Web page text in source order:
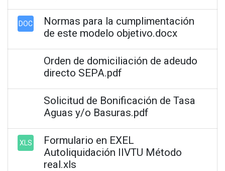
DOC
Normas para la cumplimentación
de este modelo objetivo.docx
Orden de domiciliación de adeudo
directo SEPA.pdf
Solicitud de Bonificación de Tasa
Aguas y/o Basuras.pdf
XLS
Formulario en EXEL
Autoliquidación IIVTU Método
real.xls